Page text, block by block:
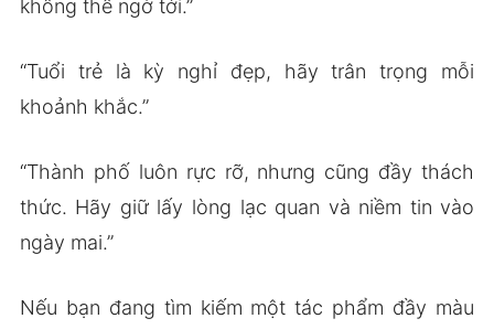
không thể ngờ tới.”
“Tuổi trẻ là kỳ nghỉ đẹp, hãy trân trọng mỗi
khoảnh khắc.”
“Thành phố luôn rực rỡ, nhưng cũng đầy thách
thức. Hãy giữ lấy lòng lạc quan và niềm tin vào
ngày mai.”
Nếu bạn đang tìm kiếm một tác phẩm đầy màu